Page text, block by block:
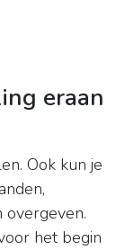
eraan
Ook kun je
overgeven.
het begin